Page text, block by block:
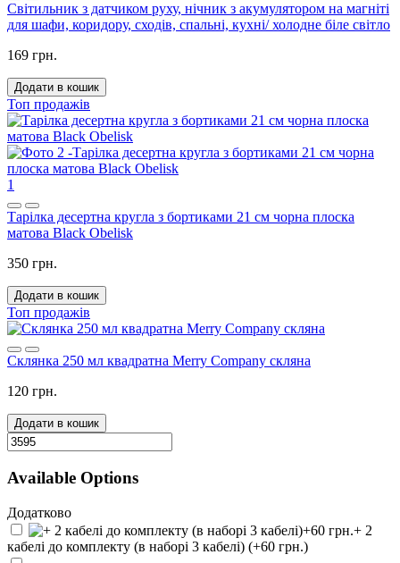
Світильник з датчиком руху, нічник з акумулятором на магніті
для шафи, коридору, сходів, спальні, кухні/ холодне біле світло
169 грн.
Додати в кошик
Топ продажів
1
Тарілка десертна кругла з бортиками 21 см чорна плоска
матова Black Obelisk
350 грн.
Додати в кошик
Топ продажів
Склянка 250 мл квадратна Merry Company скляна
120 грн.
Додати в кошик
Available Options
Додатково
+ 2
кабелі до комплекту (в наборі 3 кабелі) (+60 грн.)